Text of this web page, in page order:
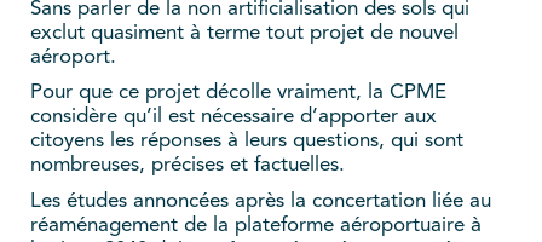
Sans parler de la non artificialisation des sols qui
exclut quasiment à terme tout projet de nouvel
aéroport.
Pour que ce projet décolle vraiment, la CPME
considère qu’il est nécessaire d’apporter aux
citoyens les réponses à leurs questions, qui sont
nombreuses, précises et factuelles.
Les études annoncées après la concertation liée au
réaménagement de la plateforme aéroportuaire à